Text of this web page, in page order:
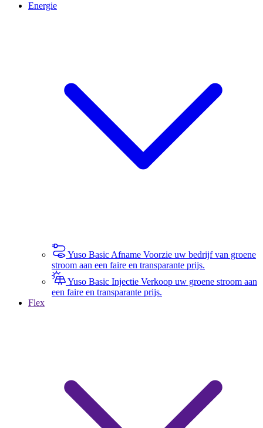
Energie
Yuso Basic Afname Voorzie uw bedrijf van groene
stroom aan een faire en transparante prijs.
Yuso Basic Injectie Verkoop uw groene stroom aan
een faire en transparante prijs.
Flex